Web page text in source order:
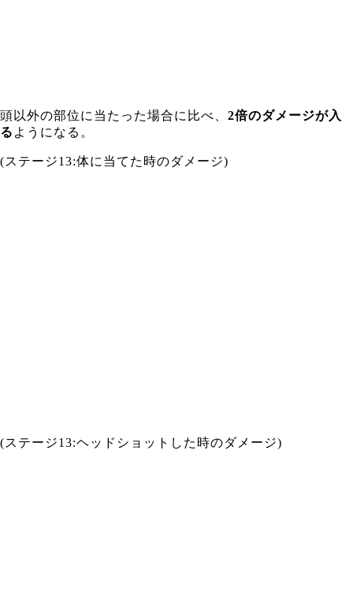
頭以外の部位に当たった場合に比べ、 2倍のダメージが入
る ようになる。
(ステージ13:体に当てた時のダメージ)
(ステージ13:ヘッドショットした時のダメージ)